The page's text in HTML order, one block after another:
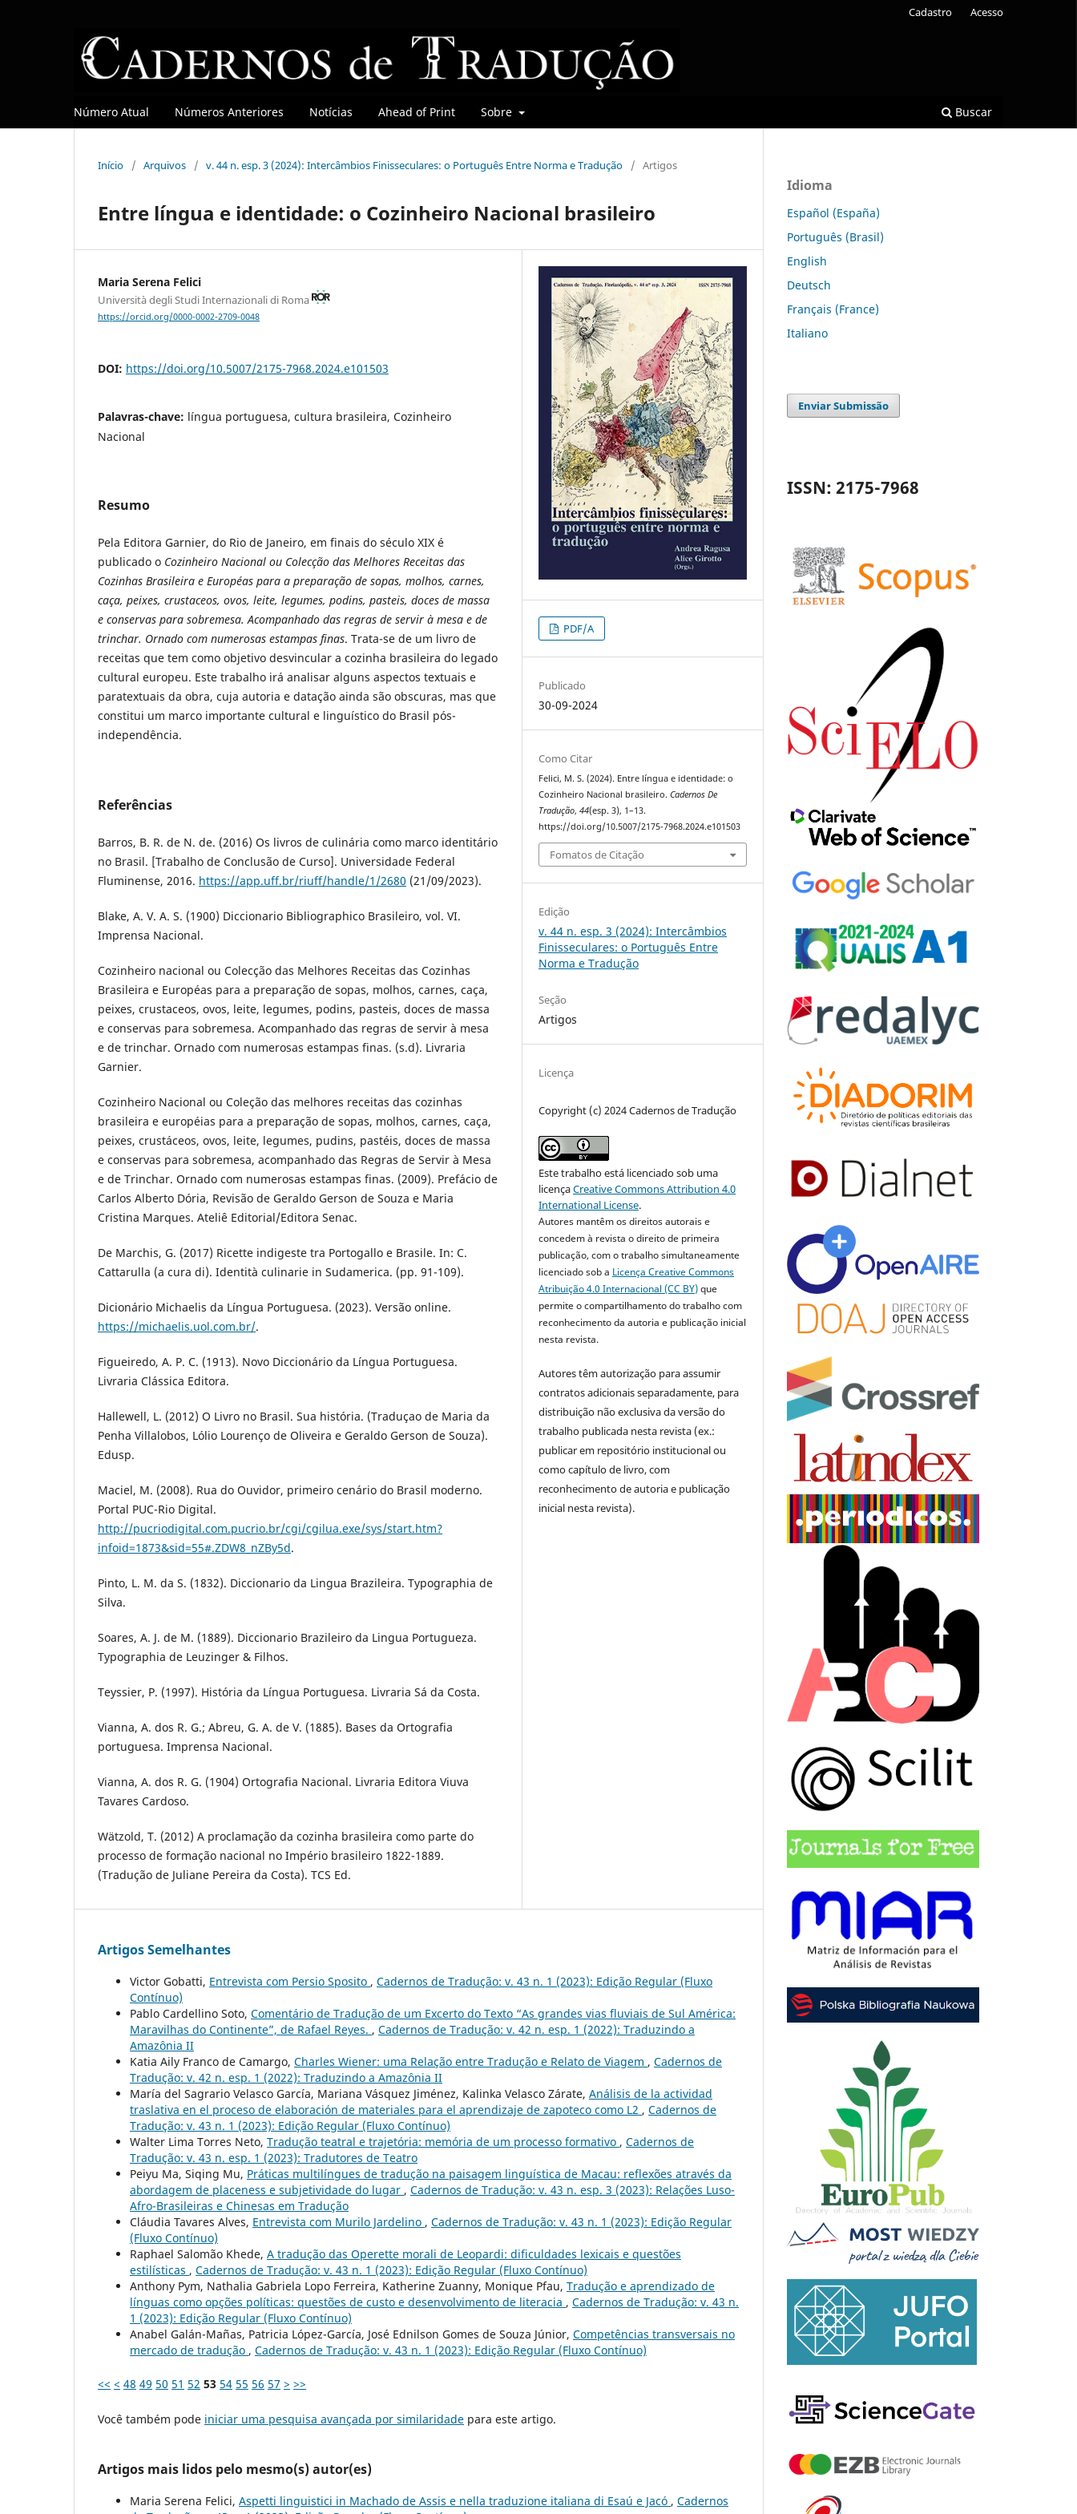
Número Atual Números Anteriores Notícias Ahead of Print Sobre Buscar
Cadastro Acesso
Início / Arquivos / v. 44 n. esp. 3 (2024): Intercâmbios Finisseculares: o Português Entre Norma e Tradução / Artigos
Entre língua e identidade: o Cozinheiro Nacional brasileiro
Maria Serena Felici
Università degli Studi Internazionali di Roma
https://orcid.org/0000-0002-2709-0048
DOI: https://doi.org/10.5007/2175-7968.2024.e101503
Palavras-chave: língua portuguesa, cultura brasileira, Cozinheiro
Nacional
Resumo
Pela Editora Garnier, do Rio de Janeiro, em finais do século XIX é
publicado o Cozinheiro Nacional ou Colecção das Melhores Receitas das
Cozinhas Brasileira e Européas para a preparação de sopas, molhos, carnes,
caça, peixes, crustaceos, ovos, leite, legumes, podins, pasteis, doces de massa
e conservas para sobremesa. Acompanhado das regras de servir à mesa e de
trinchar. Ornado com numerosas estampas finas. Trata-se de um livro de
receitas que tem como objetivo desvincular a cozinha brasileira do legado
cultural europeu. Este trabalho irá analisar alguns aspectos textuais e
paratextuais da obra, cuja autoria e datação ainda são obscuras, mas que
constitui um marco importante cultural e linguístico do Brasil pós-
independência.
Referências
Barros, B. R. de N. de. (2016) Os livros de culinária como marco identitário
no Brasil. [Trabalho de Conclusão de Curso]. Universidade Federal
Fluminense, 2016. https://app.uff.br/riuff/handle/1/2680 (21/09/2023).
Blake, A. V. A. S. (1900) Diccionario Bibliographico Brasileiro, vol. VI.
Imprensa Nacional.
Cozinheiro nacional ou Colecção das Melhores Receitas das Cozinhas
Brasileira e Européas para a preparação de sopas, molhos, carnes, caça,
peixes, crustaceos, ovos, leite, legumes, podins, pasteis, doces de massa
e conservas para sobremesa. Acompanhado das regras de servir à mesa
e de trinchar. Ornado com numerosas estampas finas. (s.d). Livraria
Garnier.
Cozinheiro Nacional ou Coleção das melhores receitas das cozinhas
brasileira e européias para a preparação de sopas, molhos, carnes, caça,
peixes, crustáceos, ovos, leite, legumes, pudins, pastéis, doces de massa
e conservas para sobremesa, acompanhado das Regras de Servir à Mesa
e de Trinchar. Ornado com numerosas estampas finas. (2009). Prefácio de
Carlos Alberto Dória, Revisão de Geraldo Gerson de Souza e Maria
Cristina Marques. Ateliê Editorial/Editora Senac.
De Marchis, G. (2017) Ricette indigeste tra Portogallo e Brasile. In: C.
Cattarulla (a cura di). Identità culinarie in Sudamerica. (pp. 91-109).
Dicionário Michaelis da Língua Portuguesa. (2023). Versão online.
https://michaelis.uol.com.br/.
Figueiredo, A. P. C. (1913). Novo Diccionário da Língua Portuguesa.
Livraria Clássica Editora.
Hallewell, L. (2012) O Livro no Brasil. Sua história. (Traduçao de Maria da
Penha Villalobos, Lólio Lourenço de Oliveira e Geraldo Gerson de Souza).
Edusp.
Maciel, M. (2008). Rua do Ouvidor, primeiro cenário do Brasil moderno.
Portal PUC-Rio Digital.
http://pucriodigital.com.pucrio.br/cgi/cgilua.exe/sys/start.htm?
infoid=1873&sid=55#.ZDW8_nZBy5d.
Pinto, L. M. da S. (1832). Diccionario da Lingua Brazileira. Typographia de
Silva.
Soares, A. J. de M. (1889). Diccionario Brazileiro da Lingua Portugueza.
Typographia de Leuzinger & Filhos.
Teyssier, P. (1997). História da Língua Portuguesa. Livraria Sá da Costa.
Vianna, A. dos R. G.; Abreu, G. A. de V. (1885). Bases da Ortografia
portuguesa. Imprensa Nacional.
Vianna, A. dos R. G. (1904) Ortografia Nacional. Livraria Editora Viuva
Tavares Cardoso.
Wätzold, T. (2012) A proclamação da cozinha brasileira como parte do
processo de formação nacional no Império brasileiro 1822-1889.
(Tradução de Juliane Pereira da Costa). TCS Ed.
PDF/A
Publicado
30-09-2024
Como Citar
Felici, M. S. (2024). Entre língua e identidade: o
Cozinheiro Nacional brasileiro.Cadernos De
Tradução,44(esp. 3), 1–13.
https://doi.org/10.5007/2175-7968.2024.e101503
Fomatos de Citação
Edição
v. 44 n. esp. 3 (2024): Intercâmbios
Finisseculares: o Português Entre
Norma e Tradução
Seção
Artigos
Licença
Copyright (c) 2024 Cadernos de Tradução
Este trabalho está licenciado sob uma
licençaCreative Commons Attribution 4.0
International License.
Autores mantêm os direitos autorais e
concedem à revista o direito de primeira
publicação, com o trabalho simultaneamente
licenciado sob a Licença Creative Commons
Atribuição 4.0 Internacional (CC BY)que
permite o compartilhamento do trabalho com
reconhecimento da autoria e publicação inicial
nesta revista.
Autores têm autorização para assumir
contratos adicionais separadamente, para
distribuição não exclusiva da versão do
trabalho publicada nesta revista (ex.:
publicar em repositório institucional ou
como capítulo de livro, com
reconhecimento de autoria e publicação
inicial nesta revista).
Artigos Semelhantes
Victor Gobatti, Entrevista com Persio Sposito , Cadernos de Tradução: v. 43 n. 1 (2023): Edição Regular (Fluxo
Contínuo)
Pablo Cardellino Soto, Comentário de Tradução de um Excerto do Texto “As grandes vias fluviais de Sul América:
Maravilhas do Continente”, de Rafael Reyes. , Cadernos de Tradução: v. 42 n. esp. 1 (2022): Traduzindo a
Amazônia II
Katia Aily Franco de Camargo, Charles Wiener: uma Relação entre Tradução e Relato de Viagem , Cadernos de
Tradução: v. 42 n. esp. 1 (2022): Traduzindo a Amazônia II
María del Sagrario Velasco García, Mariana Vásquez Jiménez, Kalinka Velasco Zárate, Análisis de la actividad
traslativa en el proceso de elaboración de materiales para el aprendizaje de zapoteco como L2 , Cadernos de
Tradução: v. 43 n. 1 (2023): Edição Regular (Fluxo Contínuo)
Walter Lima Torres Neto, Tradução teatral e trajetória: memória de um processo formativo , Cadernos de
Tradução: v. 43 n. esp. 1 (2023): Tradutores de Teatro
Peiyu Ma, Siqing Mu, Práticas multilíngues de tradução na paisagem linguística de Macau: reflexões através da
abordagem de placeness e subjetividade do lugar , Cadernos de Tradução: v. 43 n. esp. 3 (2023): Relações Luso-
Afro-Brasileiras e Chinesas em Tradução
Cláudia Tavares Alves, Entrevista com Murilo Jardelino , Cadernos de Tradução: v. 43 n. 1 (2023): Edição Regular
(Fluxo Contínuo)
Raphael Salomão Khede, A tradução das Operette morali de Leopardi: dificuldades lexicais e questões
estilísticas , Cadernos de Tradução: v. 43 n. 1 (2023): Edição Regular (Fluxo Contínuo)
Anthony Pym, Nathalia Gabriela Lopo Ferreira, Katherine Zuanny, Monique Pfau, Tradução e aprendizado de
línguas como opções políticas: questões de custo e desenvolvimento de literacia , Cadernos de Tradução: v. 43 n.
1 (2023): Edição Regular (Fluxo Contínuo)
Anabel Galán-Mañas, Patricia López-García, José Ednilson Gomes de Souza Júnior, Competências transversais no
mercado de tradução , Cadernos de Tradução: v. 43 n. 1 (2023): Edição Regular (Fluxo Contínuo)
<< < 48 49 50 51 52 53 54 55 56 57 > >>
Você também pode iniciar uma pesquisa avançada por similaridade para este artigo.
Artigos mais lidos pelo mesmo(s) autor(es)
Maria Serena Felici, Aspetti linguistici in Machado de Assis e nella traduzione italiana di Esaú e Jacó , Cadernos
Idioma
Español (España)
Português (Brasil)
English
Deutsch
Français (France)
Italiano
Enviar Submissão
ISSN: 2175-7968